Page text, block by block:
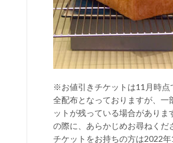
※お値引きチケットは11月時点
全配布となっておりますが、一
ットが残っている場合がありま
の際に、あらかじめお尋ねくだ
チケットをお持ちの方は2022